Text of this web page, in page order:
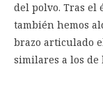
del polvo. Tras el
también hemos
brazo articulado
similares a los de